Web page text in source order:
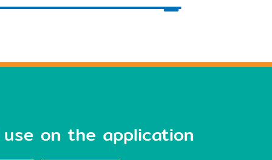
use on the application